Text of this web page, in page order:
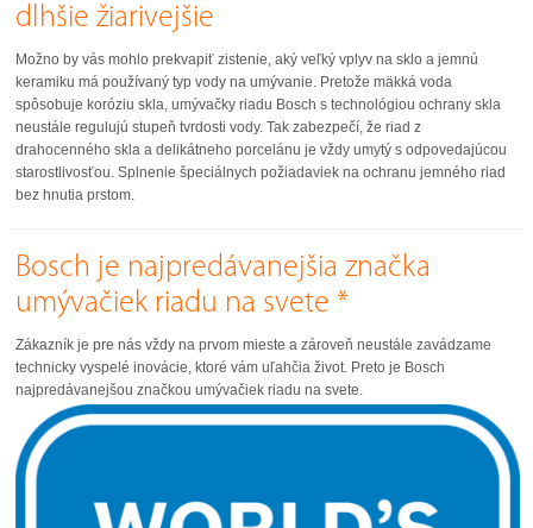
dlhšie žiarivejšie
Možno by vás mohlo prekvapiť zistenie, aký veľký vplyv na sklo a jemnú
keramiku má používaný typ vody na umývanie. Pretože mäkká voda
spôsobuje koróziu skla, umývačky riadu Bosch s technológiou ochrany skla
neustále regulujú stupeň tvrdosti vody. Tak zabezpečí, že riad z
drahocenného skla a delikátneho porcelánu je vždy umytý s odpovedajúcou
starostlivosťou. Splnenie špeciálnych požiadaviek na ochranu jemného riad
bez hnutia prstom.
Bosch je najpredávanejšia značka
umývačiek riadu na svete *
Zákazník je pre nás vždy na prvom mieste a zároveň neustále zavádzame
technicky vyspelé inovácie, ktoré vám uľahčia život. Preto je Bosch
najpredávanejšou značkou umývačiek riadu na svete.